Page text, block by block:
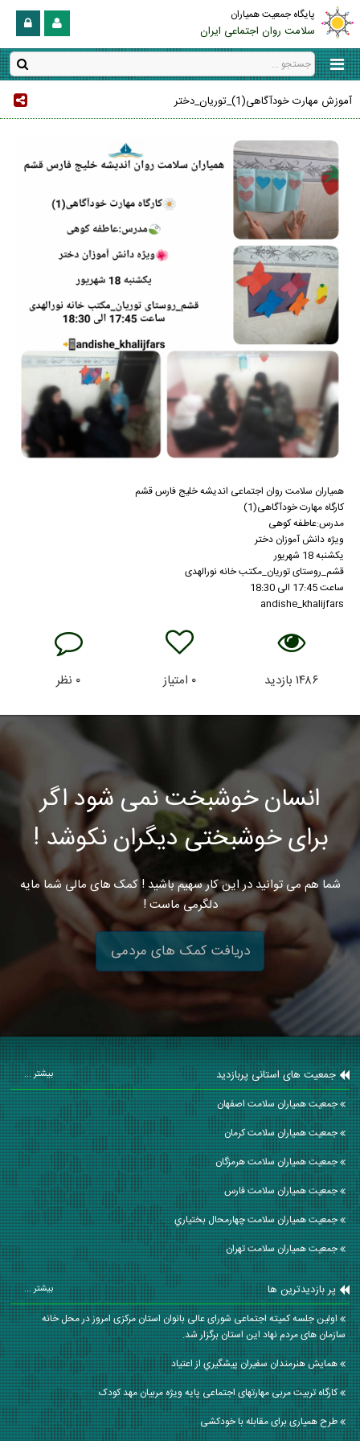
پایگاه جمعیت همیاران
سلامت روان اجتماعی ایران
آموزش مهارت خودآگاهی(1)_توریان_دختر
همیاران سلامت روان اجتماعی اندیشه خلیج فارس قشم
کارگاه مهارت خودآگاهی(1)
مدرس:عاطفه کوهی
ویژه دانش آموزان دختر
یکشنبه 18 شهریور
قشم_روستای توریان_مکتب خانه نورالهدی
ساعت 17:45 الی 18:30
andishe_khalijfars
۱۴۸۶ بازدید ۰ امتیاز ۰ نظر
انسان خوشبخت نمی شود اگر
برای خوشبختی دیگران نکوشد !
شما هم می توانید در این کار سهیم باشید ! کمک های مالی شما مایه
دلگرمی ماست !
دریافت کمک های مردمی
جمعیت های استانی پربازدید بیشتر ...
جمعیت همیاران سلامت اصفهان
جمعیت همیاران سلامت كرمان
جمعیت همیاران سلامت هرمزگان
جمعیت همیاران سلامت فارس
جمعیت همیاران سلامت چهارمحال بختياري
جمعیت همیاران سلامت تهران
پر بازدیدترین ها بیشتر ...
اولین جلسه کمیته اجتماعی شورای عالی بانوان استان مرکزی امروز در محل خانه
سازمان های مردم نهاد این استان برگزار شد.
همايش هنرمندان سفيران پيشگيري از اعتياد
کارگاه تربیت مربی مهارتهای اجتماعی پایه ویژه مربیان مهد کودک
طرح همیاری برای مقابله با خودکشی